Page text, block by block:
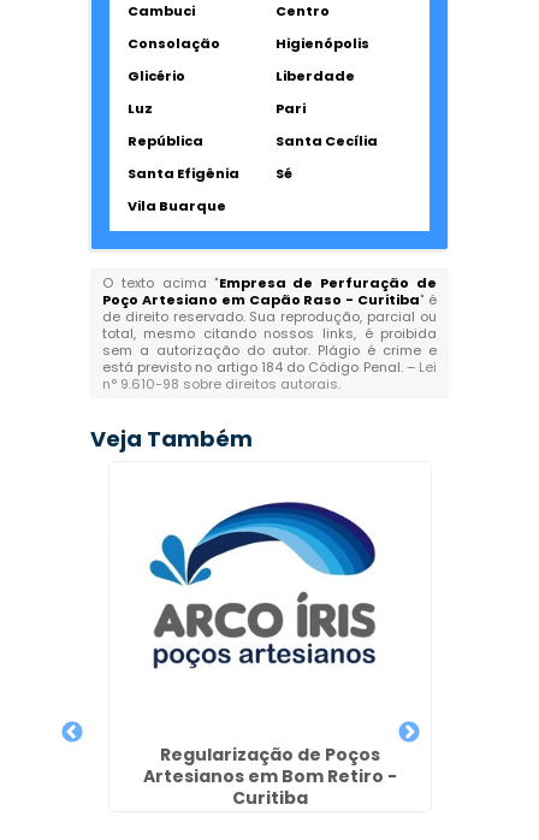
Cambuci
Centro
Consolação
Higienópolis
Glicério
Liberdade
Luz
Pari
República
Santa Cecília
Santa Efigênia
Sé
Vila Buarque
O texto acima "Empresa de Perfuração de
Poço Artesiano em Capão Raso - Curitiba" é
de direito reservado. Sua reprodução, parcial ou
total, mesmo citando nossos links, é proibida
sem a autorização do autor. Plágio é crime e
está previsto no artigo 184 do Código Penal. – Lei
n° 9.610-98 sobre direitos autorais.
Veja Também
Regularização de Poços
Artesianos em Bom Retiro -
Curitiba